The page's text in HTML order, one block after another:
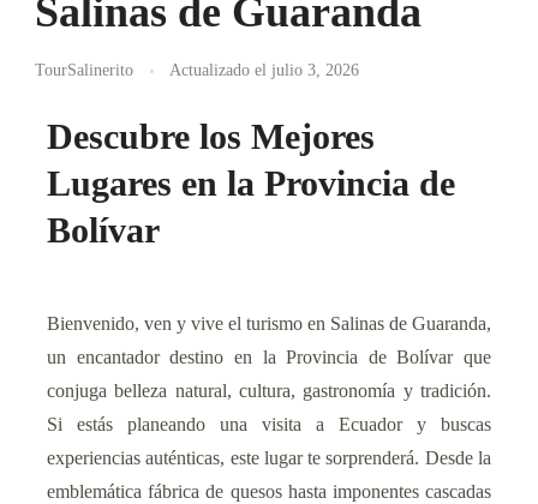
Salinas de Guaranda
TourSalinerito Actualizado el julio 3, 2026
Descubre los Mejores
Lugares en la Provincia de
Bolívar
Bienvenido, ven y vive el turismo en Salinas de Guaranda,
un encantador destino en la Provincia de Bolívar que
conjuga belleza natural, cultura, gastronomía y tradición.
Si estás planeando una visita a Ecuador y buscas
experiencias auténticas, este lugar te sorprenderá. Desde la
emblemática fábrica de quesos hasta imponentes cascadas